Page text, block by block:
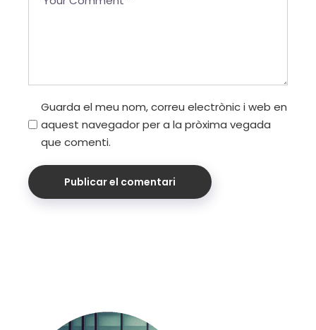
Guarda el meu nom, correu electrònic i web en
aquest navegador per a la pròxima vegada
que comenti.
Publicar el comentari